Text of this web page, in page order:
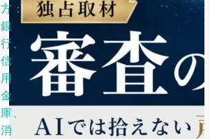
方：
銀
行、
信
用
金
庫、
消